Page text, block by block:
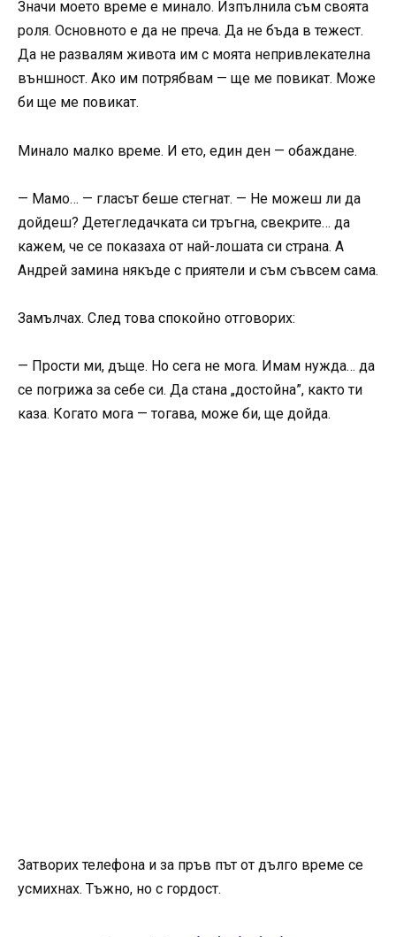
Значи моето време е минало. Изпълнила съм своята
роля. Основното е да не преча. Да не бъда в тежест.
Да не развалям живота им с моята непривлекателна
външност. Ако им потрябвам — ще ме повикат. Може
би ще ме повикат.
Минало малко време. И ето, един ден — обаждане.
— Мамо… — гласът беше стегнат. — Не можеш ли да
дойдеш? Детегледачката си тръгна, свекрите… да
кажем, че се показаха от най-лошата си страна. А
Андрей замина някъде с приятели и съм съвсем сама.
Замълчах. След това спокойно отговорих:
— Прости ми, дъще. Но сега не мога. Имам нужда… да
се погрижа за себе си. Да стана „достойна”, както ти
каза. Когато мога — тогава, може би, ще дойда.
Затворих телефона и за пръв път от дълго време се
усмихнах. Тъжно, но с гордост.